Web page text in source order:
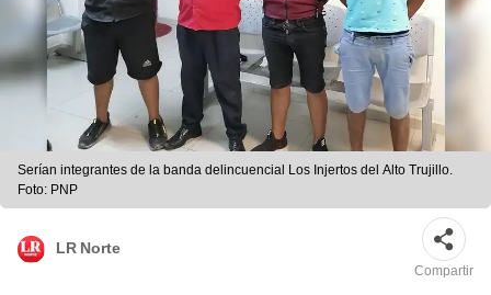
Serían integrantes de la banda delincuencial Los Injertos del Alto Trujillo.
Foto: PNP
LR Norte
Compartir